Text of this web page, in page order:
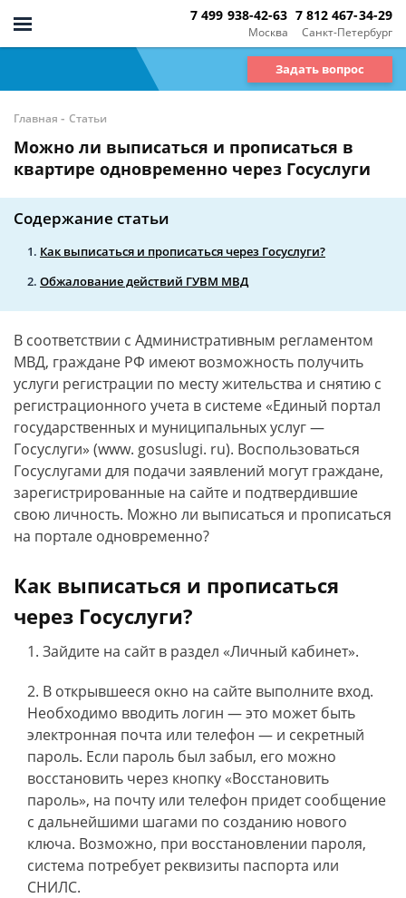
Москва
7 499 938-42-63
Санкт-Петербург
7 812 467-34-29
Задать вопрос
Главная - Статьи
Можно ли выписаться и прописаться в
квартире одновременно через Госуслуги
Содержание статьи
Как выписаться и прописаться через Госуслуги?
Обжалование действий ГУВМ МВД
В соответствии с Административным регламентом
МВД, граждане РФ имеют возможность получить
услуги регистрации по месту жительства и снятию с
регистрационного учета в системе «Единый портал
государственных и муниципальных услуг —
Госуслуги» (www. gosuslugi. ru). Воспользоваться
Госуслугами для подачи заявлений могут граждане,
зарегистрированные на сайте и подтвердившие
свою личность. Можно ли выписаться и прописаться
на портале одновременно?
Как выписаться и прописаться
через Госуслуги?
Зайдите на сайт в раздел «Личный кабинет».
В открывшееся окно на сайте выполните вход.
Необходимо вводить логин — это может быть
электронная почта или телефон — и секретный
пароль. Если пароль был забыл, его можно
восстановить через кнопку «Восстановить
пароль», на почту или телефон придет сообщение
с дальнейшими шагами по созданию нового
ключа. Возможно, при восстановлении пароля,
система потребует реквизиты паспорта или
СНИЛС.